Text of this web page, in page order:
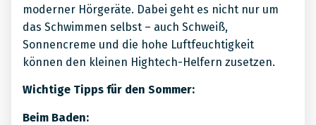
moderner Hörgeräte. Dabei geht es nicht nur um
das Schwimmen selbst – auch Schweiß,
Sonnencreme und die hohe Luftfeuchtigkeit
können den kleinen Hightech-Helfern zusetzen.
Wichtige Tipps für den Sommer:
Beim Baden: